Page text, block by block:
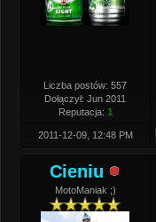
Liczba postów: 557
Dołączył: Jun 2011
Reputacja: 1
2011-12-09, 12:48 PM
Cieniu
MotoManiak ;)